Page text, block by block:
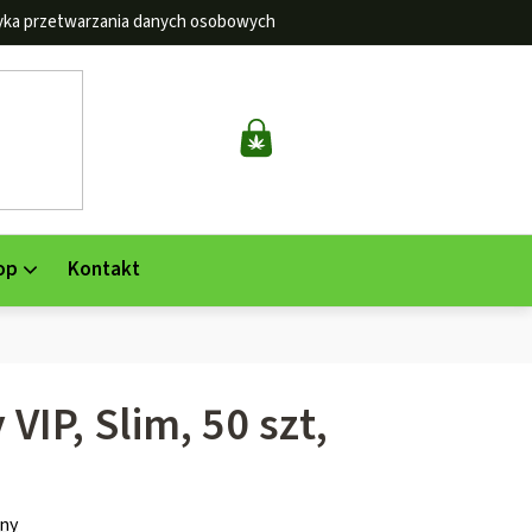
przetwarzania danych osobowych
KOSZYK
Kontakt
Slim, 50 szt,